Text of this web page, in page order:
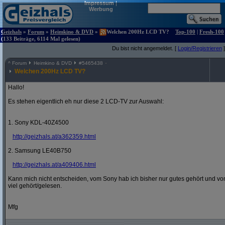
Impressum|
Werbung
Geizhals » Forum » Heimkino & DVD »
Welchen 200Hz LCD TV?
(133 Beiträge, 6114 Mal gelesen)
Top-100 | Fresh-100
Du bist nicht angemeldet. [ Login/Registrieren ]
^ Forum Heimkino & DVD #5465438
Welchen 200Hz LCD TV?
Hallo!
Es stehen eigentlich eh nur diese 2 LCD-TV zur Auswahl:
1. Sony KDL-40Z4500
http://geizhals.at/a362359.html
2. Samsung LE40B750
http://geizhals.at/a409406.html
Kann mich nicht entscheiden, vom Sony hab ich bisher nur gutes gehört und
viel gehört/gelesen.
Mfg